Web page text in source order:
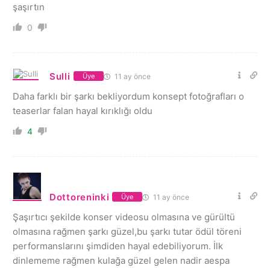
şaşırtın
0
Sulli Üye 11 ay önce
Daha farklı bir şarkı bekliyordum konsept fotoğrafları o
teaserlar falan hayal kırıklığı oldu
4
Dottoreninki Üye 11 ay önce
Şaşırtıcı şekilde konser videosu olmasına ve gürültü
olmasına rağmen şarkı güzel,bu şarkı tutar ödül töreni
performanslarını şimdiden hayal edebiliyorum. İlk
dinlememe rağmen kulağa güzel gelen nadir aespa